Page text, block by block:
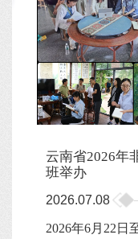
云南省2026年
班举办
2026.07.08
2026年6月22日